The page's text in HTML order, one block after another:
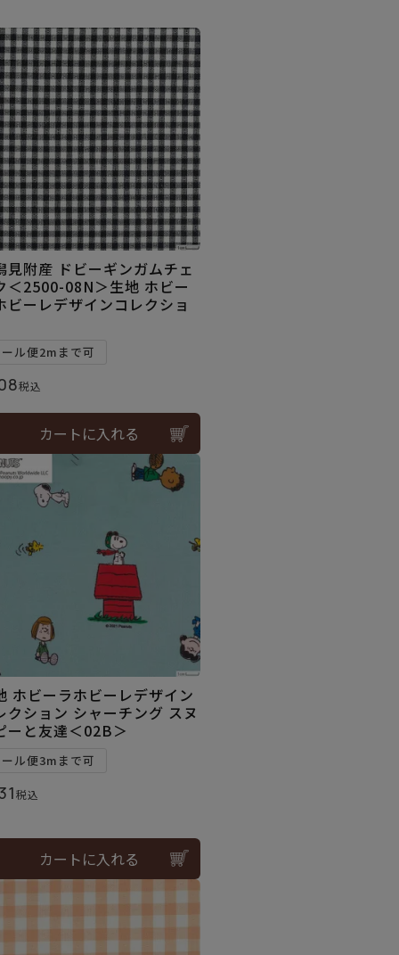
見附産 ドビーギンガムチェ
＜2500-08N＞生地 ホビー
ビーレデザインコレクショ
ル便2mまで可
税込
カートに入れる
ホビーラホビーレデザイン
クション シャーチング スヌ
ーと友達＜02B＞
ル便3mまで可
税込
カートに入れる